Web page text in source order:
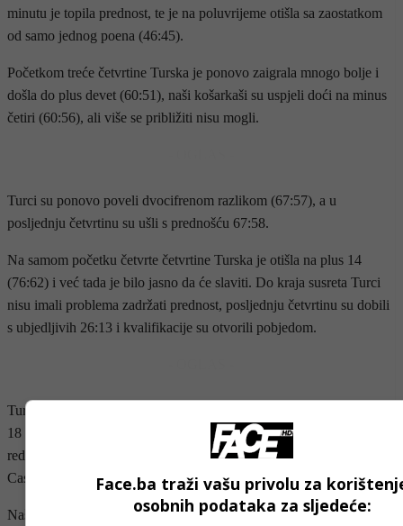
minutu je topila prednost, te je na poluvrijeme otišla sa zaostatkom
od samo jednog poena (46:45).
Početkom treće četvrtine Turska je ponovo zaigrala mnogo bolje i
došla do plus devet (60:51), naši košarkaši su uspjeli doći na minus
četiri (60:56), ali više se približiti nisu mogli.
Turci su ponovo poveli dvocifrenom razlikom (67:57), a u
posljednju četvrtinu su ušli s prednošću 67:58.
Na samom početku četvrte četvrtine Turska je otišla na plus 14
(76:62) i već tada je bilo jasno da će slaviti. Do kraja susreta Turci
nisu imali problema zadržati prednost, posljednju četvrtinu su dobili
s ubjedljivih 26:13 i kvalifikacije su otvorili pobjedom.
Tursku su do pobjede vodili Tarik Biberović s 20, Šehmus Hazer s
18 i Sertač Šanli s 14 poena, dok su najbolji pojedinci u našim
redovima bili Amar Alibegović s 18, te Ajdin Penava i Xavier
Castaneda s po 11 poena.
Naša reprezentacija nema mnogo vremena za odmor s obzirom na to
Face.ba traži vašu privolu za
osobnih podataka za sljedeće: